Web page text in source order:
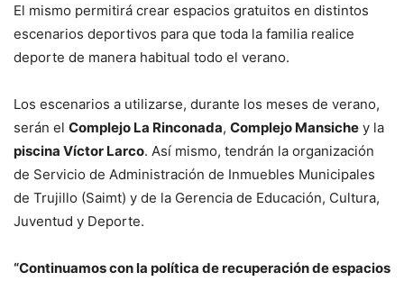
El mismo permitirá crear espacios gratuitos en distintos
escenarios deportivos para que toda la familia realice
deporte de manera habitual todo el verano.
Los escenarios a utilizarse, durante los meses de verano,
serán el Complejo La Rinconada, Complejo Mansiche y la
piscina Víctor Larco. Así mismo, tendrán la organización
de Servicio de Administración de Inmuebles Municipales
de Trujillo (Saimt) y de la Gerencia de Educación, Cultura,
Juventud y Deporte.
“Continuamos con la política de recuperación de espacios